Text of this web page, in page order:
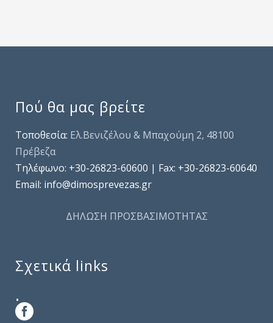
Πού θα μας βρείτε
Τοποθεσία: Ελ.Βενιζέλου & Μπαχούμη 2, 48100
Πρέβεζα
Τηλέφωνo: +30-26823-60600 | Fax: +30-26823-60640
Email: info@dimosprevezas.gr
ΔΗΛΩΣΗ ΠΡΟΣΒΑΣΙΜΟΤΗΤΑΣ
Σχετικά links
.